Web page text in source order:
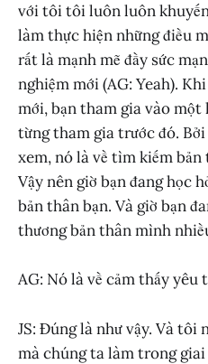
với tôi tôi luôn luôn
làm thực hiện những điều
rất là mạnh mẽ đầy sức
nghiệm mới (AG: Yeah).
mới, bạn tham gia vào một
từng tham gia trước đó.
xem, nó là về tìm kiếm
Vậy nên giờ bạn đang học
bản thân bạn. Và giờ bạn
thương bản thân mình
AG: Nó là về cảm thấy yêu
JS: Đúng là như vậy. Và tôi
mà chúng ta làm trong